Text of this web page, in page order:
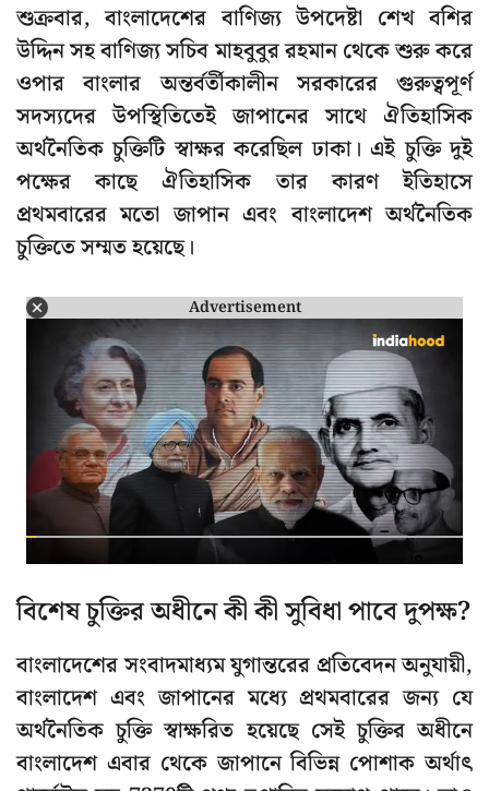
শুক্রবার, বাংলাদেশের বাণিজ্য উপদেষ্টা শেখ বশির
উদ্দিন সহ বাণিজ্য সচিব মাহবুবুর রহমান থেকে শুরু করে
ওপার বাংলার অন্তর্বর্তীকালীন সরকারের গুরুত্বপূর্ণ
সদস্যদের উপস্থিতিতেই জাপানের সাথে ঐতিহাসিক
অর্থনৈতিক চুক্তিটি স্বাক্ষর করেছিল ঢাকা। এই চুক্তি দুই
পক্ষের কাছে ঐতিহাসিক তার কারণ ইতিহাসে
প্রথমবারের মতো জাপান এবং বাংলাদেশ অর্থনৈতিক
চুক্তিতে সম্মত হয়েছে।
Advertisement
বিশেষ চুক্তির অধীনে কী কী সুবিধা পাবে দুপক্ষ?
বাংলাদেশের সংবাদমাধ্যম যুগান্তরের প্রতিবেদন অনুযায়ী,
বাংলাদেশ এবং জাপানের মধ্যে প্রথমবারের জন্য যে
অর্থনৈতিক চুক্তি স্বাক্ষরিত হয়েছে সেই চুক্তির অধীনে
বাংলাদেশ এবার থেকে জাপানে বিভিন্ন পোশাক অর্থাৎ